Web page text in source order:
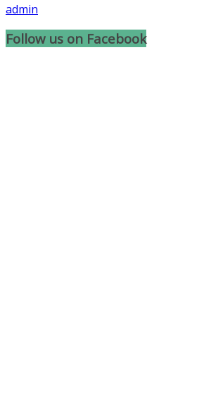
admin
Follow us on Facebook